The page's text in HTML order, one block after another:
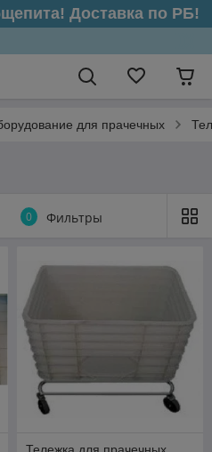
Доставка по РБ!
для прачечных
0 Фильтры